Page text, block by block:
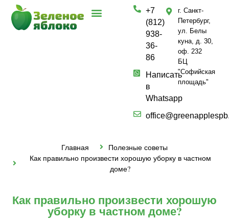
+7
(812)
938-
36-
86
Написать
в
Whatsapp
г. Санкт-
Петербург,
ул. Белы
куна, д. 30,
оф. 232
БЦ
"Софийская
площадь"
Главная
Полезные советы
Как правильно произвести хорошую уборку в частном
доме?
Как правильно произвести хорошую
уборку в частном доме?